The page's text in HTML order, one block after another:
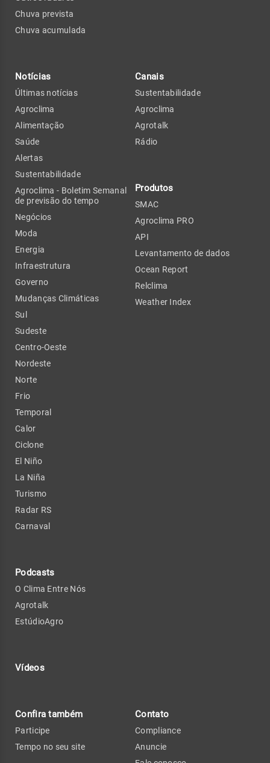
Chuva prevista
Chuva acumulada
Notícias
Últimas notícias
Agroclima
Alimentação
Saúde
Alertas
Sustentabilidade
Agroclima - Boletim Semanal
de previsão do tempo
Negócios
Moda
Energia
Infraestrutura
Governo
Mudanças Climáticas
Sul
Sudeste
Centro-Oeste
Nordeste
Norte
Frio
Temporal
Calor
Ciclone
El Niño
La Niña
Turismo
Radar RS
Carnaval
Podcasts
O Clima Entre Nós
Agrotalk
EstúdioAgro
Vídeos
Canais
Sustentabilidade
Agroclima
Agrotalk
Rádio
Produtos
SMAC
Agroclima PRO
API
Levantamento de dados
Ocean Report
Relclima
Weather Index
Confira também
Participe
Tempo no seu site
Contato
Compliance
Anuncie